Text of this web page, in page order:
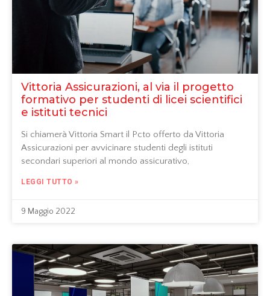
Vittoria Assicurazioni, al via il progetto
formativo per studenti di licei scientifici
e istituti tecnici
Si chiamerà Vittoria Smart il Pcto offerto da Vittoria
Assicurazioni per avvicinare studenti degli istituti
secondari superiori al mondo assicurativo,
LEGGI TUTTO »
9 Maggio 2022